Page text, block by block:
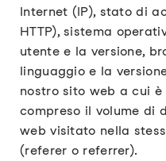
Internet (IP), stato di
HTTP), sistema
utente e la versione,
linguaggio e la
nostro sito web a cui
compreso il volume di
web visitato nella
(referer o referrer).